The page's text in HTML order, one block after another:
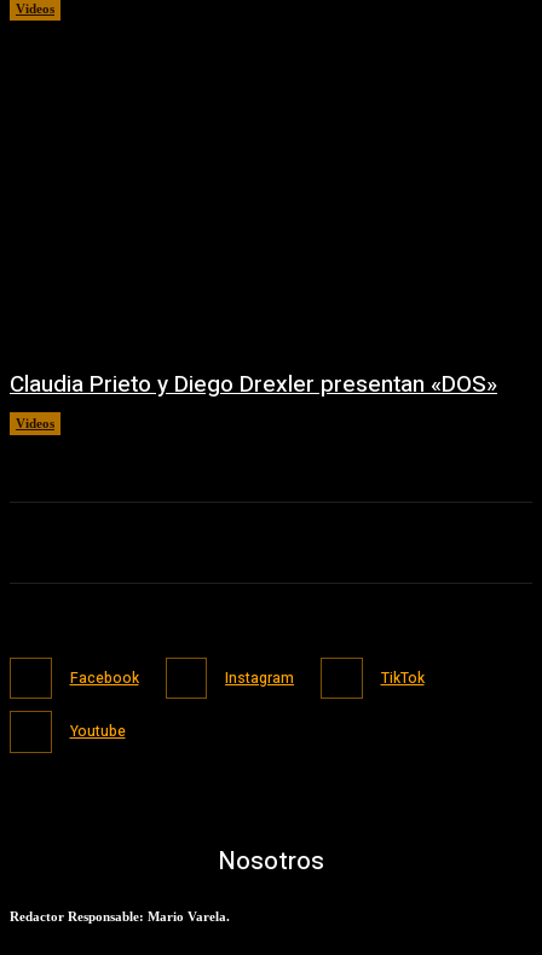
Videos
Claudia Prieto y Diego Drexler presentan «DOS»
Videos
Facebook Instagram TikTok
Youtube
Nosotros
Redactor Responsable: Mario Varela.